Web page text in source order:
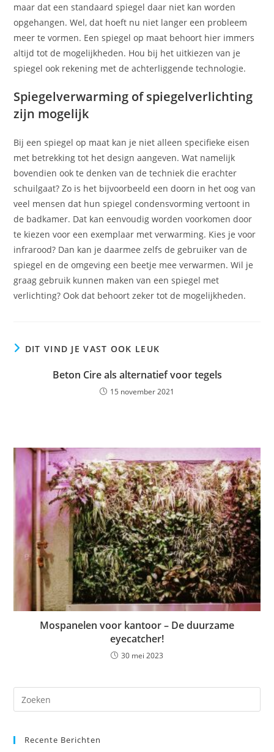
maar dat een standaard spiegel daar niet kan worden
opgehangen. Wel, dat hoeft nu niet langer een probleem
meer te vormen. Een spiegel op maat behoort hier immers
altijd tot de mogelijkheden. Hou bij het uitkiezen van je
spiegel ook rekening met de achterliggende technologie.
Spiegelverwarming of spiegelverlichting
zijn mogelijk
Bij een spiegel op maat kan je niet alleen specifieke eisen
met betrekking tot het design aangeven. Wat namelijk
bovendien ook te denken van de techniek die erachter
schuilgaat? Zo is het bijvoorbeeld een doorn in het oog van
veel mensen dat hun spiegel condensvorming vertoont in
de badkamer. Dat kan eenvoudig worden voorkomen door
te kiezen voor een exemplaar met verwarming. Kies je voor
infrarood? Dan kan je daarmee zelfs de gebruiker van de
spiegel en de omgeving een beetje mee verwarmen. Wil je
graag gebruik kunnen maken van een spiegel met
verlichting? Ook dat behoort zeker tot de mogelijkheden.
DIT VIND JE VAST OOK LEUK
Beton Cire als alternatief voor tegels
15 november 2021
Mospanelen voor kantoor – De duurzame
eyecatcher!
30 mei 2023
op
Recente Berichten